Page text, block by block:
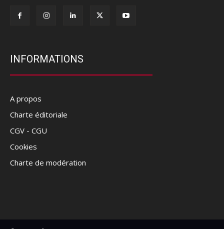
INFORMATIONS
A propos
Charte éditoriale
CGV - CGU
Cookies
Charte de modération